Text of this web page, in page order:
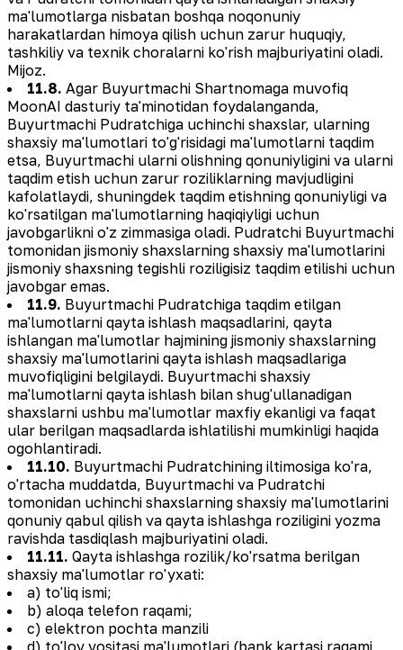
ma'lumotlarga nisbatan boshqa noqonuniy
harakatlardan himoya qilish uchun zarur huquqiy,
tashkiliy va texnik choralarni ko'rish majburiyatini oladi.
Mijoz.
11.8. Agar Buyurtmachi Shartnomaga muvofiq
MoonAI dasturiy ta'minotidan foydalanganda,
Buyurtmachi Pudratchiga uchinchi shaxslar, ularning
shaxsiy ma'lumotlari to'g'risidagi ma'lumotlarni taqdim
etsa, Buyurtmachi ularni olishning qonuniyligini va ularni
taqdim etish uchun zarur roziliklarning mavjudligini
kafolatlaydi, shuningdek taqdim etishning qonuniyligi va
ko'rsatilgan ma'lumotlarning haqiqiyligi uchun
javobgarlikni o'z zimmasiga oladi. Pudratchi Buyurtmachi
tomonidan jismoniy shaxslarning shaxsiy ma'lumotlarini
jismoniy shaxsning tegishli roziligisiz taqdim etilishi uchun
javobgar emas.
11.9. Buyurtmachi Pudratchiga taqdim etilgan
ma'lumotlarni qayta ishlash maqsadlarini, qayta
ishlangan ma'lumotlar hajmining jismoniy shaxslarning
shaxsiy ma'lumotlarini qayta ishlash maqsadlariga
muvofiqligini belgilaydi. Buyurtmachi shaxsiy
ma'lumotlarni qayta ishlash bilan shug'ullanadigan
shaxslarni ushbu ma'lumotlar maxfiy ekanligi va faqat
ular berilgan maqsadlarda ishlatilishi mumkinligi haqida
ogohlantiradi.
11.10. Buyurtmachi Pudratchining iltimosiga ko'ra,
o'rtacha muddatda, Buyurtmachi va Pudratchi
tomonidan uchinchi shaxslarning shaxsiy ma'lumotlarini
qonuniy qabul qilish va qayta ishlashga roziligini yozma
ravishda tasdiqlash majburiyatini oladi.
11.11. Qayta ishlashga rozilik/ko'rsatma berilgan
shaxsiy ma'lumotlar ro'yxati:
a) to'liq ismi;
b) aloqa telefon raqami;
c) elektron pochta manzili
d) to'lov vositasi ma'lumotlari (bank kartasi raqami,